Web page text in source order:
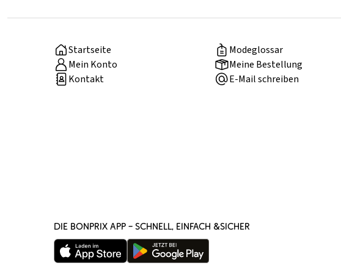
Startseite
Modeglossar
Mein Konto
Meine Bestellung
Kontakt
E-Mail schreiben
DIE BONPRIX APP – SCHNELL, EINFACH &SICHER